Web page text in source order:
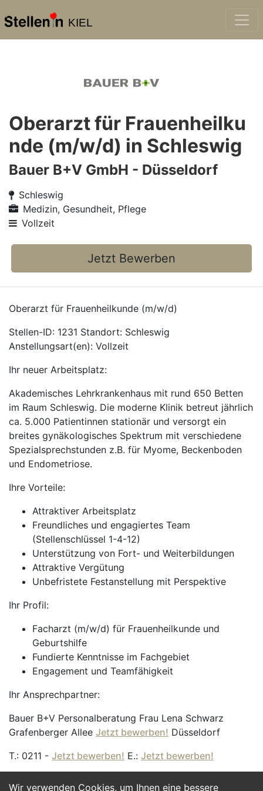
KIEL
Wir verwenden Cookies, um Ihnen eine bessere
Oberarzt für Frauenheilku
nde (m/w/d) in Schleswig
Bauer B+V GmbH - Düsseldorf
Schleswig
Medizin, Gesundheit, Pflege
Vollzeit
Jetzt Bewerben
Oberarzt für Frauenheilkunde (m/w/d)
Stellen-ID: 1231 Standort: Schleswig
Anstellungsart(en): Vollzeit
Ihr neuer Arbeitsplatz:
Akademisches Lehrkrankenhaus mit rund 650 Betten
im Raum Schleswig. Die moderne Klinik betreut jährlich
ca. 5.000 Patientinnen stationär und versorgt ein
breites gynäkologisches Spektrum mit verschiedene
Spezialsprechstunden z.B. für Myome, Beckenboden
und Endometriose.
Ihre Vorteile:
Attraktiver Arbeitsplatz
Freundliches und engagiertes Team
(Stellenschlüssel 1-4-12)
Unterstützung von Fort- und Weiterbildungen
Attraktive Vergütung
Unbefristete Festanstellung mit Perspektive
Ihr Profil:
Facharzt (m/w/d) für Frauenheilkunde und
Geburtshilfe
Fundierte Kenntnisse im Fachgebiet
Engagement und Teamfähigkeit
Ihr Ansprechpartner:
Bauer B+V Personalberatung Frau Lena Schwarz
Grafenberger Allee Jetzt bewerben! Düsseldorf
T.: 0211 - Jetzt bewerben! E.: Jetzt bewerben!